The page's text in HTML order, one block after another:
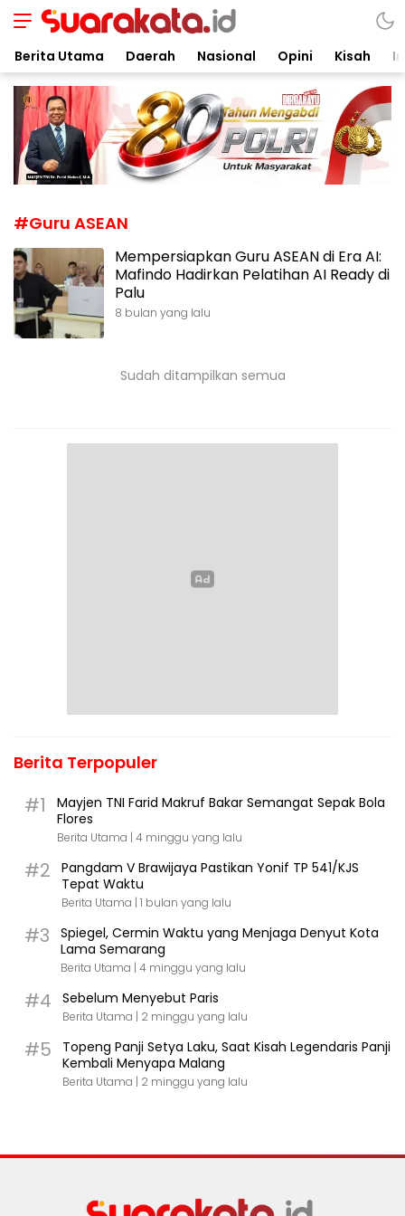
Suarakata.id
Kata Bicara Suara Bergerak
Berita Utama Daerah Nasional Opini Kisah
#Guru ASEAN
Mempersiapkan Guru ASEAN di Era AI:
Mafindo Hadirkan Pelatihan AI Ready di
Palu
8 bulan yang lalu
Sudah ditampilkan semua
Berita Terpopuler
#1
Mayjen TNI Farid Makruf Bakar Semangat Sepak Bola
Flores
Berita Utama | 4 minggu yang lalu
#2
Pangdam V Brawijaya Pastikan Yonif TP 541/KJS
Tepat Waktu
Berita Utama | 1 bulan yang lalu
#3
Spiegel, Cermin Waktu yang Menjaga Denyut Kota
Lama Semarang
Berita Utama | 4 minggu yang lalu
#4 Sebelum Menyebut Paris
Berita Utama | 2 minggu yang lalu
#5
Topeng Panji Setya Laku, Saat Kisah Legendaris Panji
Kembali Menyapa Malang
Berita Utama | 2 minggu yang lalu